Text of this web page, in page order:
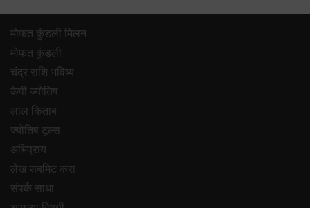
मोफत कुंडली मिलन
मोफत कुंडली
चंद्र राशि भविष्य
केपी ज्योतिष
लाल किताब
ज्योतिष टूल्स
अभिप्राय
लेख सबमिट करा
संपर्क साधा